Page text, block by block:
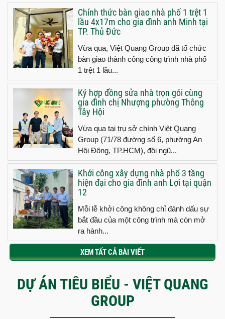
Chính thức bàn giao nhà phố 1 trệt 1
lầu 4x17m cho gia đình anh Minh tại
TP. Thủ Đức
Vừa qua, Việt Quang Group đã tổ chức
bàn giao thành công công trình nhà phố
1 trệt 1 lầu...
Ký hợp đồng sửa nhà trọn gói cùng
gia đình chị Nhượng phường Thông
Tây Hội
Vừa qua tại trụ sở chính Việt Quang
Group (71/78 đường số 6, phường An
Hội Đông, TP.HCM), đội ngũ...
Khởi công xây dựng nhà phố 3 tầng
hiện đại cho gia đình anh Lợi tại quận
12
Mỗi lễ khởi công không chỉ đánh dấu sự
bắt đầu của một công trình mà còn mở
ra hành...
XEM TẤT CẢ BÀI VIẾT
DỰ ÁN TIÊU BIỂU - VIỆT QUANG
GROUP